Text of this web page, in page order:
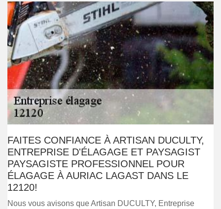
FAITES CONFIANCE À ARTISAN DUCULTY,
ENTREPRISE D'ÉLAGAGE ET PAYSAGIST
PAYSAGISTE PROFESSIONNEL POUR
ÉLAGAGE À AURIAC LAGAST DANS LE
12120!
Nous vous avisons que Artisan DUCULTY, Entreprise